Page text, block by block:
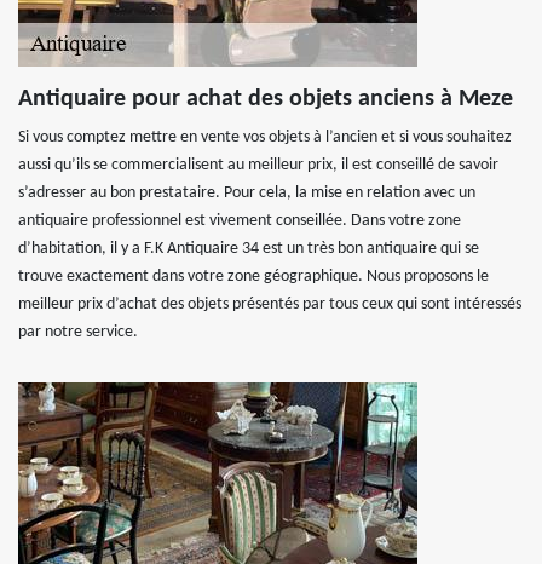
Antiquaire pour achat des objets anciens à Meze
Si vous comptez mettre en vente vos objets à l’ancien et si vous souhaitez
aussi qu’ils se commercialisent au meilleur prix, il est conseillé de savoir
s’adresser au bon prestataire. Pour cela, la mise en relation avec un
antiquaire professionnel est vivement conseillée. Dans votre zone
d’habitation, il y a F.K Antiquaire 34 est un très bon antiquaire qui se
trouve exactement dans votre zone géographique. Nous proposons le
meilleur prix d’achat des objets présentés par tous ceux qui sont intéressés
par notre service.